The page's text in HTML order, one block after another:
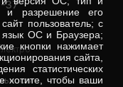
37
и разрешение его
пользователь; с
язык ОС и Браузера;
кнопки нажимает
сайта,
статистических
хотите, чтобы ваши